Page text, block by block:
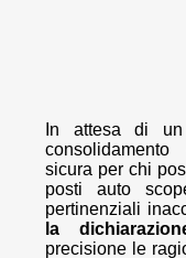
In attesa di
sicura per chi
posti auto
pertinenziali
la
precisione le